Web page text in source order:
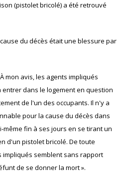
(pistolet bricolé) a été retrouvé
du décès était une blessure par
mon avis, les agents impliqués
dans le logement en question
de l'un des occupants. Il n'y a
pour la cause du décès dans
même fin à ses jours en se tirant un
d'un pistolet bricolé. De toute
impliqués semblent sans rapport
de se donner la mort ».